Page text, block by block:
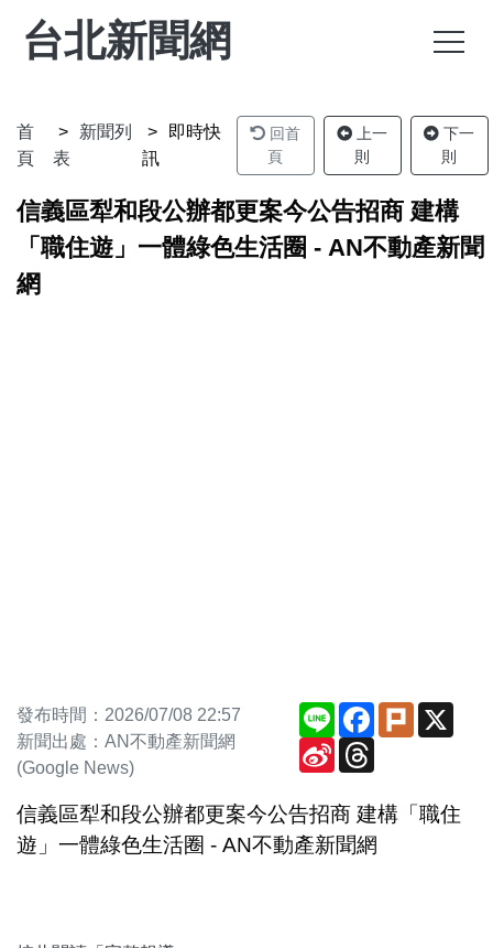
台北新聞網
首
頁
新聞列
表
即時快
訊
回首
頁
上一
則
下一
則
信義區犁和段公辦都更案今公告招商 建構
「職住遊」一體綠色生活圈 - AN不動產新聞
網
發布時間：2026/07/08 22:57
新聞出處：AN不動產新聞網
(Google News)
Line Facebook
Plurk
Sina
Weibo
信義區犁和段公辦都更案今公告招商 建構「職住
遊」一體綠色生活圈 - AN不動產新聞網